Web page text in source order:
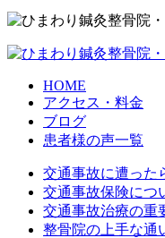
HOME
アクセス・料金
ブログ
患者様の声一覧
交通事故に遭った
交通事故保険につ
交通事故治療の重
整骨院の上手な通